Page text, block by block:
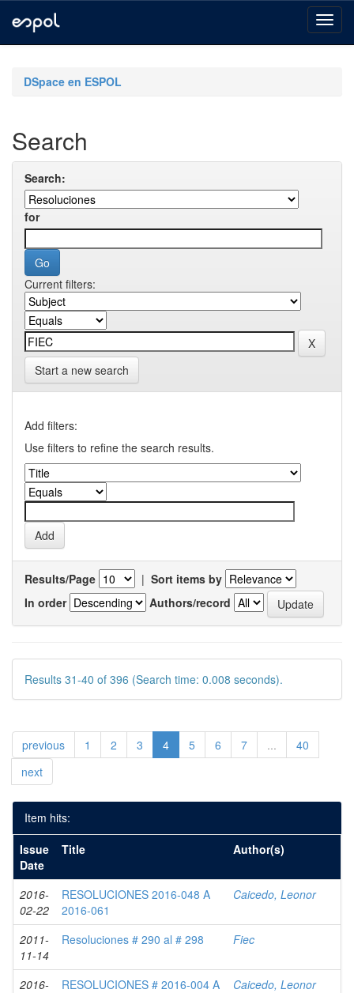
navigationDSpace en ESPOL
Search
Search:
for
Current filters:
Start a new search
Add filters:
Use filters to refine the search results.
Results/Page | Sort items by
In order
Authors/record
Results 31-40 of 396 (Search time: 0.008 seconds).
previous 1 2 3 4 5 6 7 ...
40
next
Item hits:
Issue
Date
Title Author(s)
2016-
02-22
RESOLUCIONES 2016-048 A
2016-061
Caicedo, Leonor
2011-
11-14
Resoluciones # 290 al # 298 Fiec
2016-
RESOLUCIONES # 2016-004 A
Caicedo, Leonor